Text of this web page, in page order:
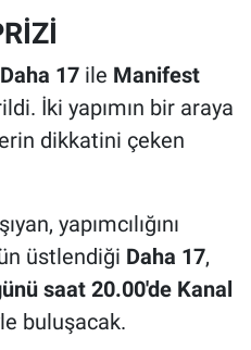
Daha 17ile Manifest
İki yapımın bir araya
dikkatini çeken
yapımcılığını
üstlendiği Daha 17,
saat 20.00'de Kanal
buluşacak.